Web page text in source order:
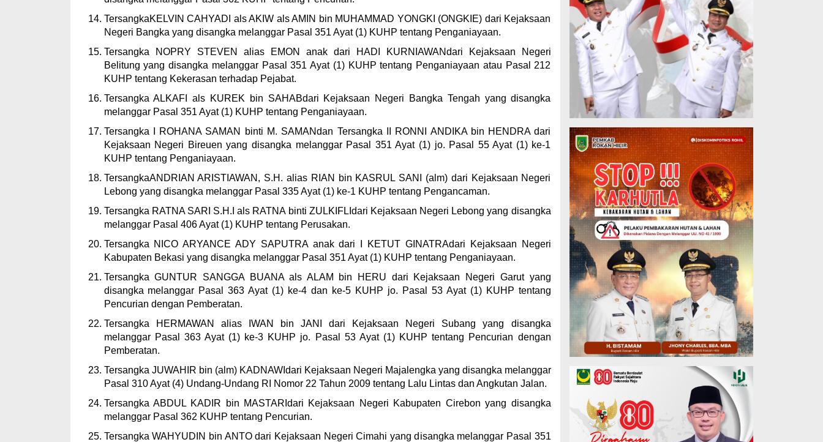
TersangkaKELVIN CAHYADI als AKIW als AMIN bin MUHAMMAD YONGKI (ONGKIE) dari Kejaksaan
Negeri Bangka yang disangka melanggar Pasal 351 Ayat (1) KUHP tentang Penganiayaan.
Tersangka NOPRY STEVEN alias EMON anak dari HADI KURNIAWANdari Kejaksaan Negeri
Belitung yang disangka melanggar Pasal 351 Ayat (1) KUHP tentang Penganiayaan atau Pasal 212
KUHP tentang Kekerasan terhadap Pejabat.
Tersangka ALKAFI als KUREK bin SAHABdari Kejaksaan Negeri Bangka Tengah yang disangka
melanggar Pasal 351 Ayat (1) KUHP tentang Penganiayaan.
Tersangka I ROHANA SAMAN binti M. SAMANdan Tersangka II RONNI ANDIKA bin HENDRA dari
Kejaksaan Negeri Bireuen yang disangka melanggar Pasal 351 Ayat (1) jo. Pasal 55 Ayat (1) ke-1
KUHP tentang Penganiayaan.
TersangkaANDRIAN ARISTIAWAN, S.H. alias RIAN bin KASRUL SANI (alm) dari Kejaksaan Negeri
Lebong yang disangka melanggar Pasal 335 Ayat (1) ke-1 KUHP tentang Pengancaman.
Tersangka RATNA SARI S.H.I als RATNA binti ZULKIFLIdari Kejaksaan Negeri Lebong yang disangka
melanggar Pasal 406 Ayat (1) KUHP tentang Perusakan.
Tersangka NICO ARYANCE ADY SAPUTRA anak dari I KETUT GINATRAdari Kejaksaan Negeri
Kabupaten Bekasi yang disangka melanggar Pasal 351 Ayat (1) KUHP tentang Penganiayaan.
Tersangka GUNTUR SANGGA BUANA als ALAM bin HERU dari Kejaksaan Negeri Garut yang
disangka melanggar Pasal 363 Ayat (1) ke-4 dan ke-5 KUHP jo. Pasal 53 Ayat (1) KUHP tentang
Pencurian dengan Pemberatan.
Tersangka HERMAWAN alias IWAN bin JANI dari Kejaksaan Negeri Subang yang disangka
melanggar Pasal 363 Ayat (1) ke-3 KUHP jo. Pasal 53 Ayat (1) KUHP tentang Pencurian dengan
Pemberatan.
Tersangka JUWAHIR bin (alm) KADNAWIdari Kejaksaan Negeri Majalengka yang disangka melanggar
Pasal 310 Ayat (4) Undang-Undang RI Nomor 22 Tahun 2009 tentang Lalu Lintas dan Angkutan Jalan.
Tersangka ABDUL KADIR bin MASTARIdari Kejaksaan Negeri Kabupaten Cirebon yang disangka
melanggar Pasal 362 KUHP tentang Pencurian.
Tersangka WAHYUDIN bin ANTO dari Kejaksaan Negeri Cimahi yang disangka melanggar Pasal 351